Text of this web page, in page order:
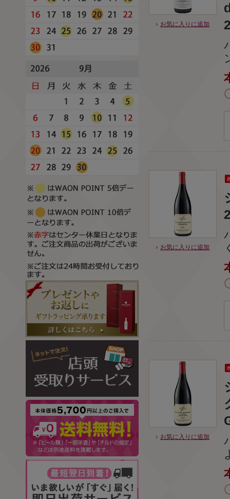
お気に入りに追加
お気に入りに追加
お気に入りに追加